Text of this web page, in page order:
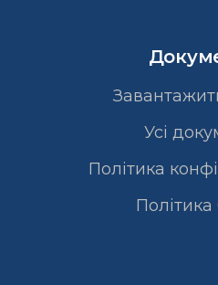
Усі
Політика
Полiтика